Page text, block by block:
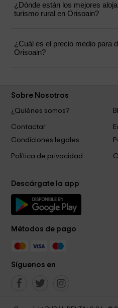
¿Dónde están los mejores
turismo rural en Orisoain?
¿Cuál es el precio medio para
Orisoain?
Sobre Nosotros
¿Quiénes somos?
Contactar
Condiciones legales
Política de privacidad
Descárgate la app
Métodos de pago
Síguenos en